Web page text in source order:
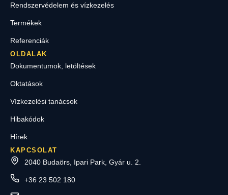
Rendszervédelem és vízkezelés
Termékek
Referenciák
OLDALAK
Dokumentumok, letöltések
Oktatások
Vízkezelési tanácsok
Hibakódok
Hírek
KAPCSOLAT
2040 Budaörs, Ipari Park, Gyár u. 2.
+36 23 502 180